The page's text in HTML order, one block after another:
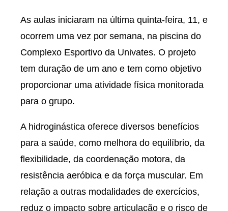
As aulas iniciaram na última quinta-feira, 11, e
ocorrem uma vez por semana, na piscina do
Complexo Esportivo da Univates. O projeto
tem duração de um ano e tem como objetivo
proporcionar uma atividade física monitorada
para o grupo.
A hidroginástica oferece diversos benefícios
para a saúde, como melhora do equilíbrio, da
flexibilidade, da coordenação motora, da
resistência aeróbica e da força muscular. Em
relação a outras modalidades de exercícios,
reduz o impacto sobre articulação e o risco de